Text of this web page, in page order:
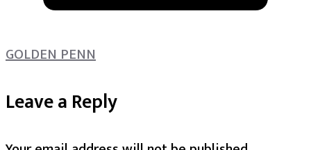
GOLDEN PENN
Leave a Reply